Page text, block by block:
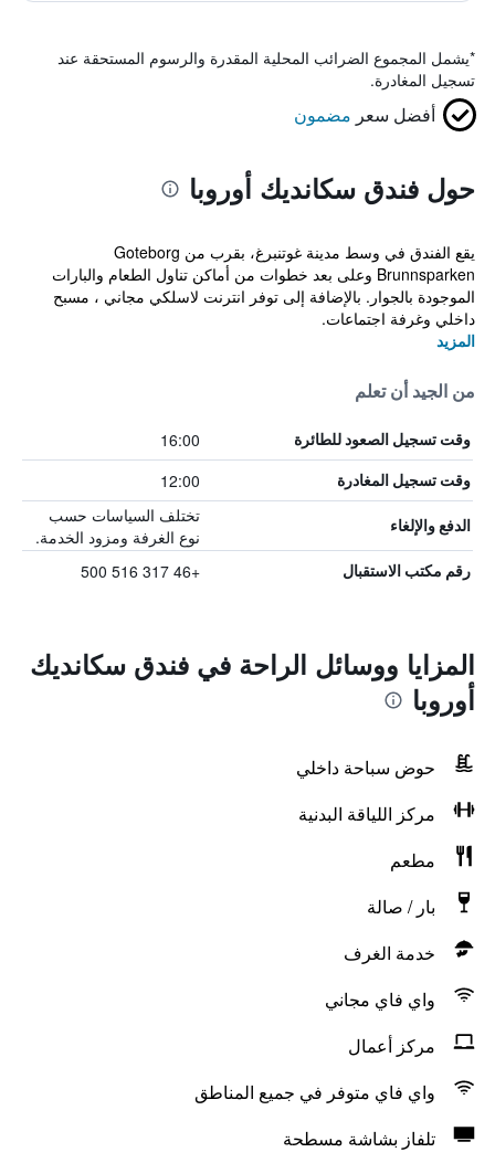
*يشمل المجموع الضرائب المحلية المقدرة والرسوم المستحقة عند
تسجيل المغادرة.
أفضل سعر مضمون
حول فندق سكانديك أوروبا
يقع الفندق في وسط مدينة غوتنبرغ، بقرب من Goteborg
Brunnsparken وعلى بعد خطوات من أماكن تناول الطعام والبارات
الموجودة بالجوار. بالإضافة إلى توفر انترنت لاسلكي مجاني ، مسبح
داخلي وغرفة اجتماعات.
المزيد
من الجيد أن تعلم
وقت تسجيل الصعود للطائرة 16:00
وقت تسجيل المغادرة 12:00
الدفع والإلغاء
تختلف السياسات حسب
نوع الغرفة ومزود الخدمة.
رقم مكتب الاستقبال +46 317 516 500
المزايا ووسائل الراحة في فندق سكانديك
أوروبا
حوض سباحة داخلي
مركز اللياقة البدنية
مطعم
بار / صالة
خدمة الغرف
واي فاي مجاني
مركز أعمال
واي فاي متوفر في جميع المناطق
تلفاز بشاشة مسطحة